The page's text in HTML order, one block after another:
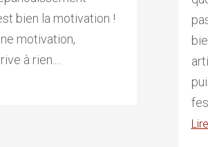
bien la motivation !
motivation,
à rien....